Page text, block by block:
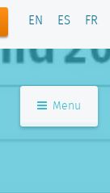
EN ES FR
Menu